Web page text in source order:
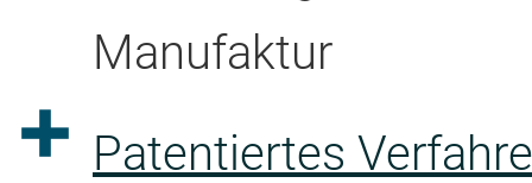
Manufaktur
Patentiertes